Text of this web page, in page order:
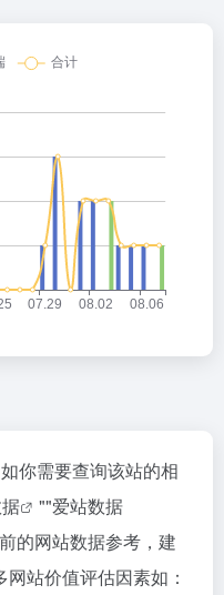
你需要查询该站的相
""爱站数据
的网站数据参考，建
站价值评估因素如：